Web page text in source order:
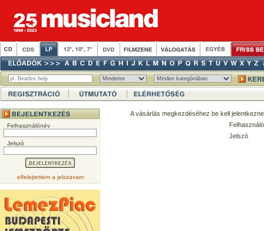
Felhasználónév
Jelszó
elfelejtettem a jelszavam
A vásárlás megkezdéséhez be kell
Jelszó